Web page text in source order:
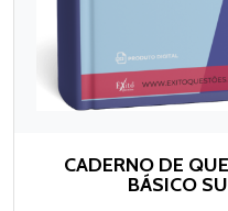
CADERNO DE
BÁSICO